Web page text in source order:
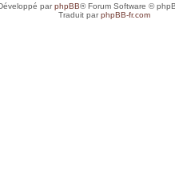
parphpBB® Forum Software ©
Traduit parphpBB-fr.com